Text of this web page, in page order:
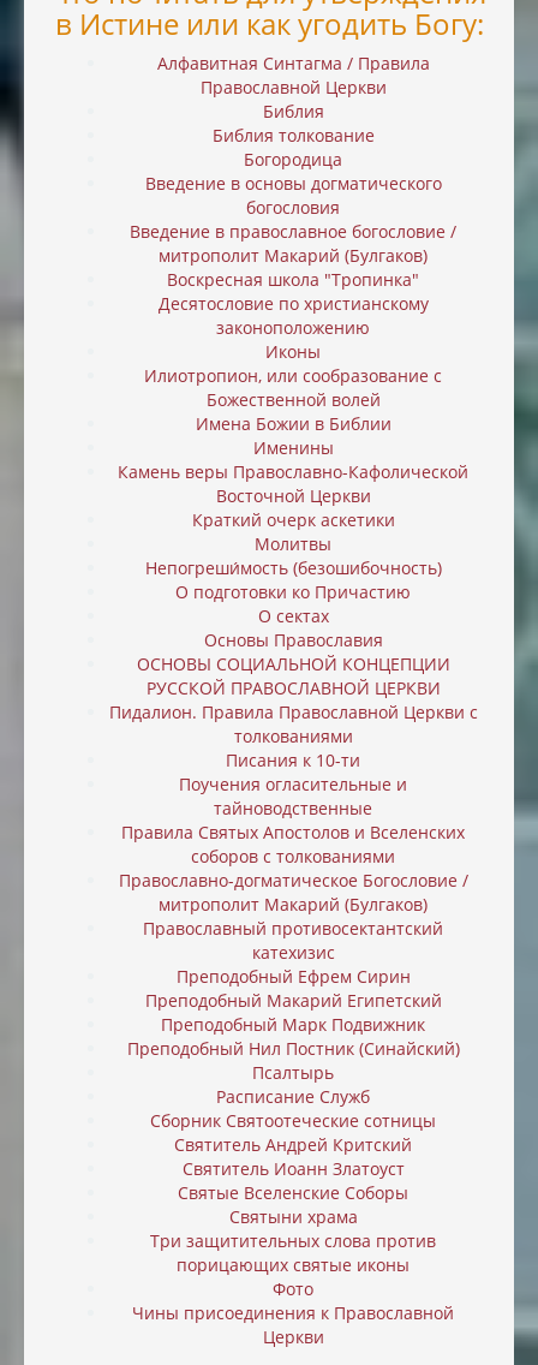
в Истине или как угодить Богу:
Алфавитная Синтагма / Правила
Православной Церкви
Библия
Библия толкование
Богородица
Введение в основы догматического
богословия
Введение в православное богословие /
митрополит Макарий (Булгаков)
Воскресная школа "Тропинка"
Десятословие по христианскому
законоположению
Иконы
Илиотропион, или cообразование с
Божественной волей
Имена Божии в Библии
Именины
Камень веры Православно-Кафолической
Восточной Церкви
Краткий очерк аскетики
Молитвы
Непогреши́мость (безошибочность)
О подготовки ко Причастию
О сектах
Основы Православия
ОСНОВЫ СОЦИАЛЬНОЙ КОНЦЕПЦИИ
РУССКОЙ ПРАВОСЛАВНОЙ ЦЕРКВИ
Пидалион. Правила Православной Церкви с
толкованиями
Писания к 10-ти
Поучения огласительные и
тайноводственные
Правила Святых Апостолов и Вселенских
соборов с толкованиями
Православно-догматическое Богословие /
митрополит Макарий (Булгаков)
Православный противосектантский
катехизис
Преподобный Ефрем Сирин
Преподобный Макарий Египетский
Преподобный Марк Подвижник
Преподобный Нил Постник (Синайский)
Псалтырь
Расписание Служб
Сборник Святоотеческие сотницы
Святитель Андрей Критский
Святитель Иоанн Златоуст
Святые Вселенские Соборы
Святыни храма
Три защитительных слова против
порицающих святые иконы
Фото
Чины присоединения к Православной
Церкви